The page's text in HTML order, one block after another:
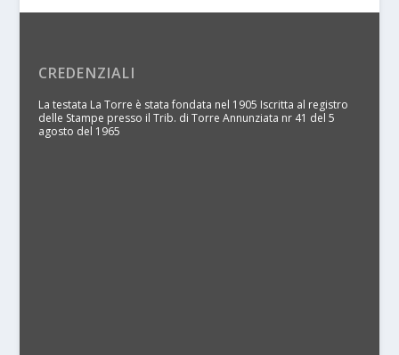
CREDENZIALI
La testata La Torre è stata fondata nel 1905 Iscritta al registro
delle Stampe presso il Trib. di Torre Annunziata nr 41 del 5
agosto del 1965